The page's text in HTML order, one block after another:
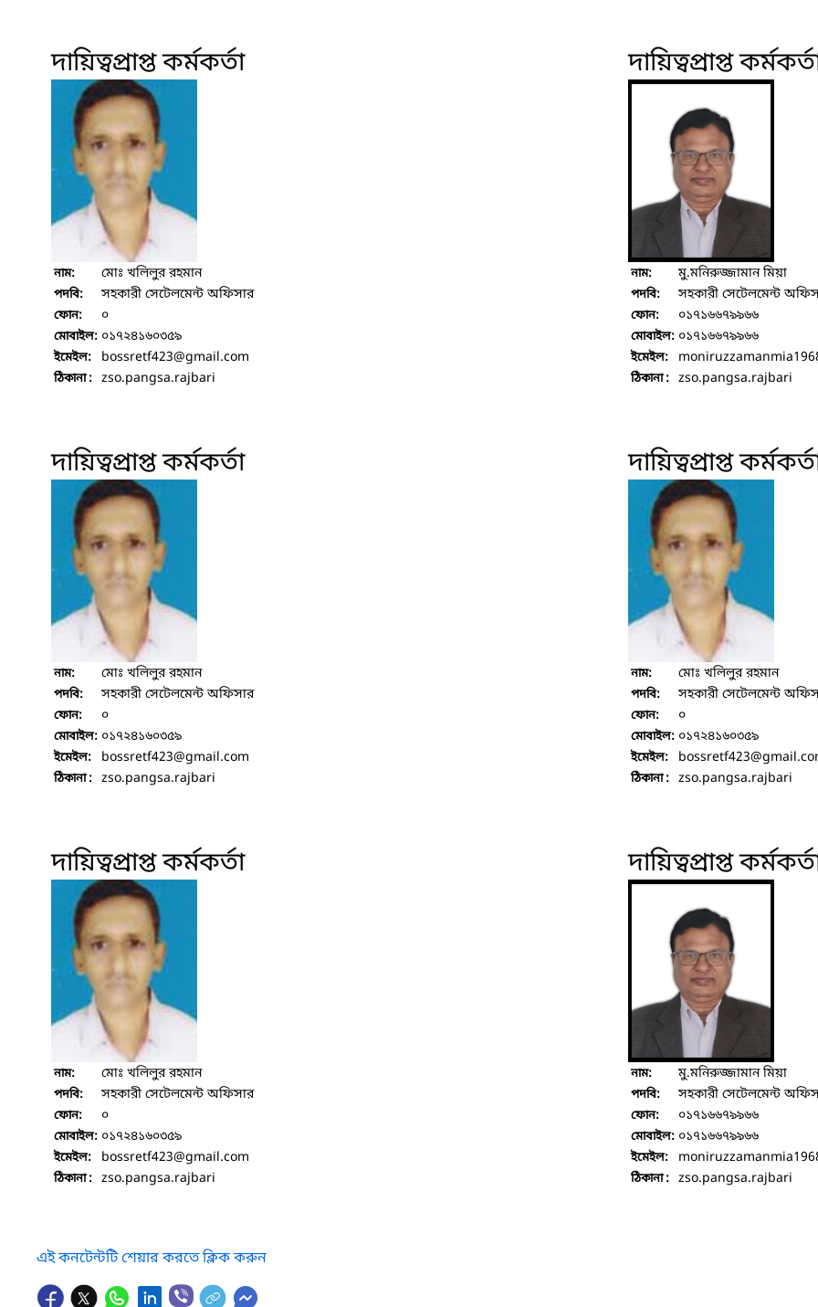
দায়িত্বপ্রাপ্ত কর্মকর্তা
নাম: মোঃ খলিলুর রহমান
পদবি: সহকারী সেটেলমেন্ট অফিসার
ফোন: ০
মোবাইল: ০১৭২৪১৬০৩৫৯
ইমেইল: bossretf423@gmail.com
ঠিকানা : zso.pangsa.rajbari
দায়িত্বপ্রাপ্ত
নাম: মু.মনিরুজ্জামান মিয়া
পদবি: সহকারী সেটেলমেন্ট
ফোন: ০১৭১৬৬৭৯৯৬৬
মোবাইল: ০১৭১৬৬৭৯৯৬৬
ইমেইল:
ঠিকানা : zso.pangsa.rajbari
দায়িত্বপ্রাপ্ত কর্মকর্তা
নাম: মোঃ খলিলুর রহমান
পদবি: সহকারী সেটেলমেন্ট অফিসার
ফোন: ০
মোবাইল: ০১৭২৪১৬০৩৫৯
ইমেইল: bossretf423@gmail.com
ঠিকানা : zso.pangsa.rajbari
দায়িত্বপ্রাপ্ত
নাম: মোঃ খলিলুর রহমান
পদবি: সহকারী সেটেলমেন্ট
ফোন: ০
মোবাইল: ০১৭২৪১৬০৩৫৯
ইমেইল: bossretf423
ঠিকানা : zso.pangsa.rajbari
দায়িত্বপ্রাপ্ত কর্মকর্তা
নাম: মোঃ খলিলুর রহমান
পদবি: সহকারী সেটেলমেন্ট অফিসার
ফোন: ০
মোবাইল: ০১৭২৪১৬০৩৫৯
ইমেইল: bossretf423@gmail.com
ঠিকানা : zso.pangsa.rajbari
দায়িত্বপ্রাপ্ত
নাম: মু.মনিরুজ্জামান মিয়া
পদবি: সহকারী সেটেলমেন্ট
ফোন: ০১৭১৬৬৭৯৯৬৬
মোবাইল: ০১৭১৬৬৭৯৯৬৬
ইমেইল:
ঠিকানা : zso.pangsa.rajbari
এই কনটেন্টটি শেয়ার করতে ক্লিক করুন